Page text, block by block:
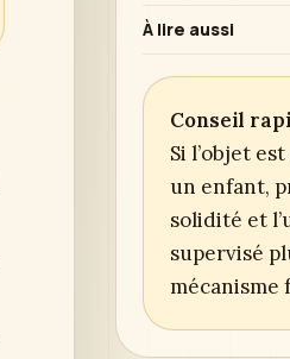
À lire aussi
Conseil
Si l’objet
un enfant,
solidité et
supervisé
mécanisme